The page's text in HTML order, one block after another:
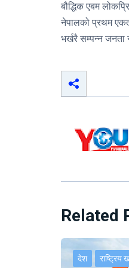
बौद्धिक एबम
नेपालको प्रथम
भर्खरै सम्पन्न जनता
Related
देश राष्ट्रिय